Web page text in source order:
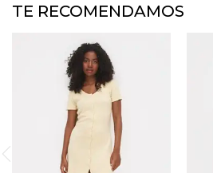
TE RECOMENDAMOS